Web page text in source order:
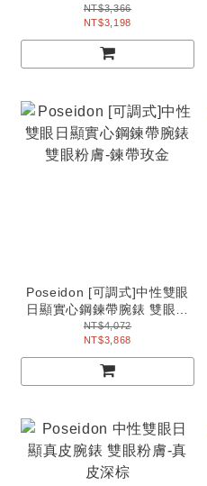
NT$3,366
NT$3,198
Poseidon [可調式]中性雙眼
日顯實心鋼鍊帶腕錶 雙眼粉
膚-鍊帶玫金
NT$4,072
NT$3,868